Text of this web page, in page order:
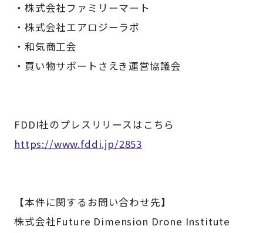
・株式会社ファミリーマート
・株式会社エアロジーラボ
・和気商工会
・買い物サポートさえき運営協議会
FDDI社のプレスリリースはこちら
https://www.fddi.jp/2853
【本件に関するお問い合わせ先】
株式会社Future Dimension Drone Institute